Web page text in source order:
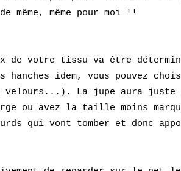
même, même pour moi !!
x de votre tissu va être
hanches idem, vous pouvez
velours...). La jupe aura juste
ou avez la taille moins
qui vont tomber et donc